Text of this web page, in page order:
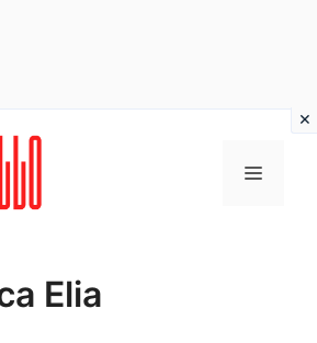
MENU
Elia